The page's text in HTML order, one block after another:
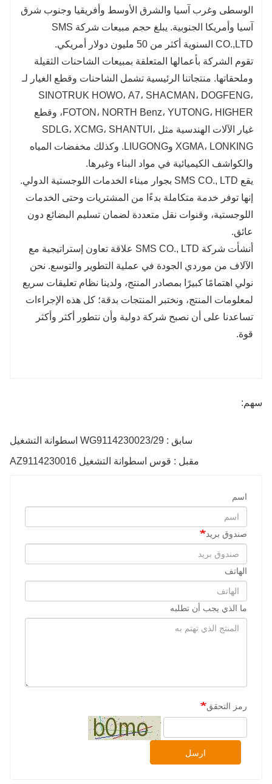
الوسطى وغرب آسيا والشرق الأوسط وأفريقيا وجنوب شرق
آسيا وأمريكا الجنوبية. يبلغ حجم مبيعات شركة SMS
CO.,LTD السنوية أكثر من 50 مليون دولار أمريكي.
تقوم الشركة بأعمالها المتعلقة بمبيعات الشاحنات الثقيلة
وملحقاتها. منتجاتنا الرئيسية تشمل الشاحنات وقطع الغيار لـ
SINOTRUK HOWO، A7، SHACMAN، DOGFENG،
FOTON، NORTH Benz، YUTONG، HIGHER، وقطع
غيار الآلات الهندسية مثل SDLG، XCMG، SHANTUI،
XGMA، LONKING وLIUGONG. وكذلك مخفضات المياه
والكواشف الكيميائية في مواد البناء وغيرها.
يقع SMS CO., LTD بجوار ميناء الخدمات اللوجستية الدولي.
إنها توفر خدمة متكاملة بدءًا من المشتريات وحتى الخدمات
اللوجستية، وقنوات نقل متعددة لضمان تسليم البضائع دون
عائق.
أنشأت شركة SMS CO., LTD علاقة تعاون إستراتيجية مع
الآلاف من موردي الجودة في عملية التطوير والتوسع. نحن
نولي اهتمامًا كبيرًا بمصادر المنتج، ولدينا نظام تعليقات سريع
لمعلومات المنتج، ونختبر المنتجات بدقة؛ كل هذه الإجراءات
تساعدنا على أن نصبح شركة دولية وأن نتطور أكثر وأكثر
قوة.
سهم:
سابق : WG9114230023/29 اسطوانة التشغيل
مقبل : قوس اسطوانة التشغيل AZ9114230016
اسم
صندوق بريد
الهاتف
ما الذي يجب أن تطلبه
رمز التحقق
ارسل